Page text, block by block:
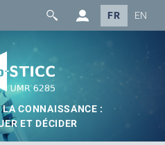
FR EN
CONNAISSANCE :
ET DÉCIDER